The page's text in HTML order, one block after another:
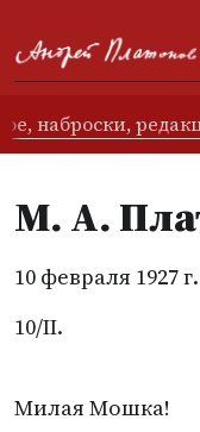
наброски,
М. А.
10 февраля 1927
10/II.
Милая Мошка!